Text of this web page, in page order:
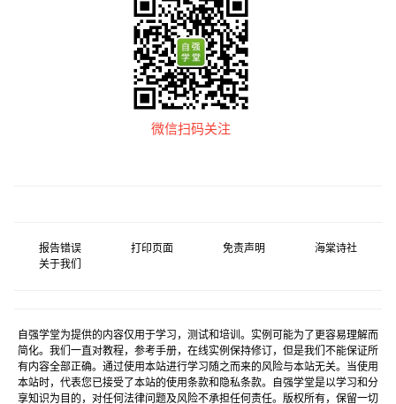
微信扫码关注
报告错误 打印页面 免责声明
海棠诗社
关于我们
自强学堂为提供的内容仅用于学习，测试和培训。实例可能为了更容易理解而
简化。我们一直对教程，参考手册，在线实例保持修订，但是我们不能保证所
有内容全部正确。通过使用本站进行学习随之而来的风险与本站无关。当使用
本站时，代表您已接受了本站的使用条款和隐私条款。自强学堂是以学习和分
享知识为目的，对任何法律问题及风险不承担任何责任。版权所有，保留一切